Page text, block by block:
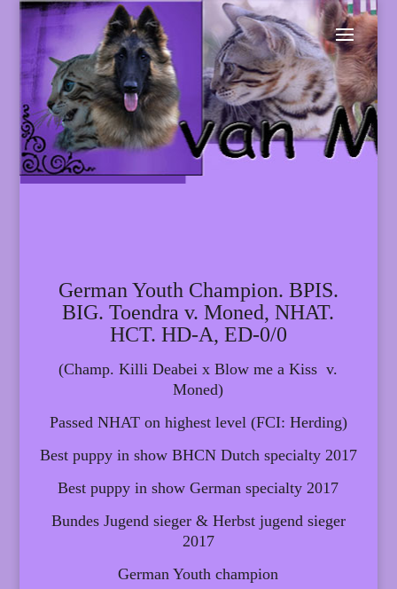
German Youth Champion. BPIS.
BIG. Toendra v. Moned, NHAT.
HCT. HD-A, ED-0/0
(Champ. Killi Deabei x Blow me a Kiss v.
Moned)
Passed NHAT on highest level (FCI: Herding)
Best puppy in show BHCN Dutch specialty 2017
Best puppy in show German specialty 2017
Bundes Jugend sieger & Herbst jugend sieger
2017
German Youth champion